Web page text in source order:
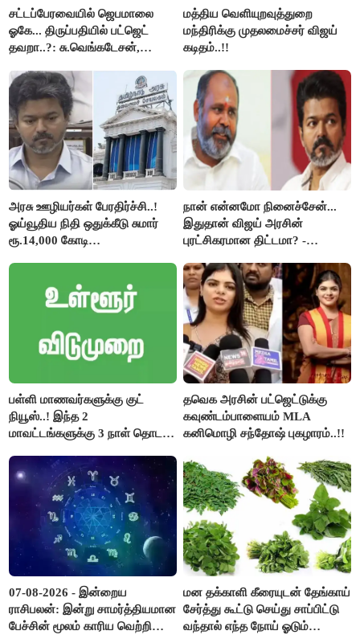
சட்டப்பேரவையில் ஜெபமாலை
ஓகே... திருப்பதியில் பட்ஜெட்
தவறா..?: சு.வெங்கடேசன்,
கேள்வி..!
மத்திய வெளியுறவுத்துறை
மந்திரிக்கு முதலமைச்சர் விஜய்
கடிதம்..!!
அரசு ஊழியர்கள் பேரதிர்ச்சி..!
ஓய்வூதிய நிதி ஒதுக்கீடு சுமார்
ரூ.14,000 கோடி
நான் என்னமோ நினைச்சேன்...
இதுதான் விஜய் அரசின்
புரட்சிகரமான திட்டமா? -
பள்ளி மாணவர்களுக்கு குட்
நியூஸ்..! இந்த 2
மாவட்டங்களுக்கு 3 நாள் தொடர்
தவெக அரசின் பட்ஜெட்டுக்கு
கவுண்டம்பாளையம் MLA
கனிமொழி சந்தோஷ் புகழாரம்..!!
07-08-2026 - இன்றைய
ராசிபலன்: இன்று சாமர்த்தியமான
பேச்சின் மூலம் காரிய வெற்றி
மன தக்காளி கீரையுடன் தேங்காய்
சேர்த்து கூட்டு செய்து சாப்பிட்டு
வந்தால் எந்த நோய் ஓடும்